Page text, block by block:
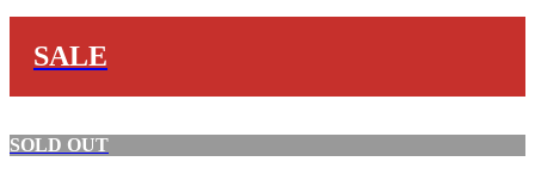
SALE
SOLD OUT